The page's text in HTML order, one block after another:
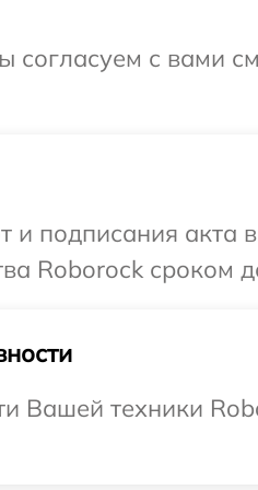
согласуем с вами
и подписания
Roborock сроком
Вашей техники